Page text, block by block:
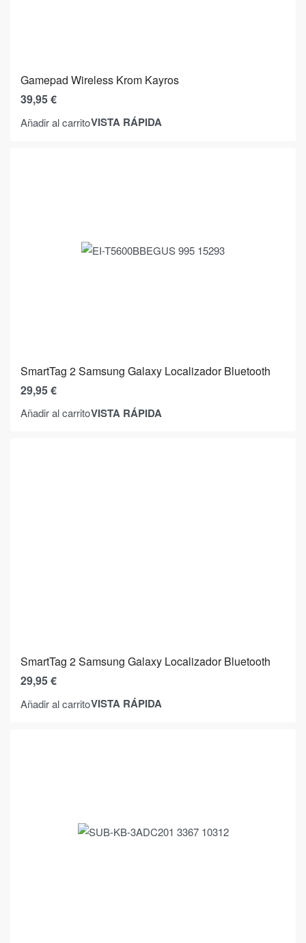
Gamepad Wireless Krom Kayros
39,95€
Añadir al carritoVISTA RÁPIDA
SmartTag 2 Samsung Galaxy Localizador Bluetooth
29,95€
Añadir al carritoVISTA RÁPIDA
SmartTag 2 Samsung Galaxy Localizador Bluetooth
29,95€
Añadir al carritoVISTA RÁPIDA